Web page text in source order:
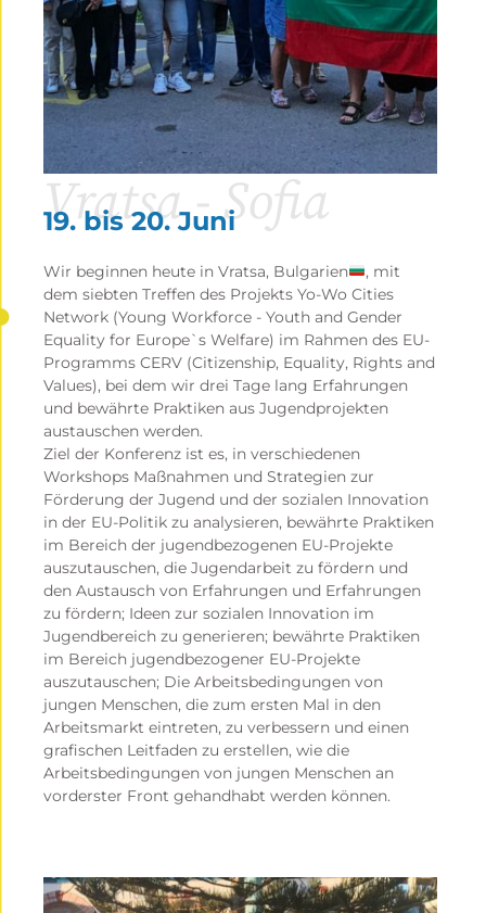
19. bis 20. Juni
Vratsa - Sofia
Wir beginnen heute in Vratsa, Bulgarien
, mit
dem siebten Treffen des Projekts Yo-Wo Cities
Network (Young Workforce - Youth and Gender
Equality for Europe`s Welfare) im Rahmen des EU-
Programms CERV (Citizenship, Equality, Rights and
Values), bei dem wir drei Tage lang Erfahrungen
und bewährte Praktiken aus Jugendprojekten
austauschen werden.
Ziel der Konferenz ist es, in verschiedenen
Workshops Maßnahmen und Strategien zur
Förderung der Jugend und der sozialen Innovation
in der EU-Politik zu analysieren, bewährte Praktiken
im Bereich der jugendbezogenen EU-Projekte
auszutauschen, die Jugendarbeit zu fördern und
den Austausch von Erfahrungen und Erfahrungen
zu fördern; Ideen zur sozialen Innovation im
Jugendbereich zu generieren; bewährte Praktiken
im Bereich jugendbezogener EU-Projekte
auszutauschen; Die Arbeitsbedingungen von
jungen Menschen, die zum ersten Mal in den
Arbeitsmarkt eintreten, zu verbessern und einen
grafischen Leitfaden zu erstellen, wie die
Arbeitsbedingungen von jungen Menschen an
vorderster Front gehandhabt werden können.